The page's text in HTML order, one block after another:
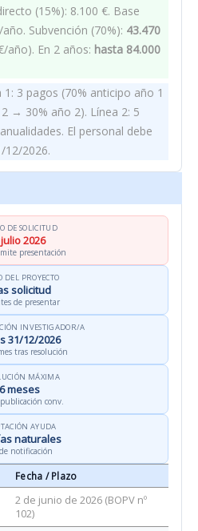
(15%): 8.100 €. Base
Subvención (70%): 43.470
año). En 2 años: hasta 84.000
1: 3 pagos (70% anticipo año 1
→ 30% año 2). Línea 2: 5
El personal debe
12/2026.
DE SOLICITUD
2026
presentación
DEL PROYECTO
solicitud
de presentar
INVESTIGADOR/A
31/12/2026
tras resolución
MÁXIMA
6 meses
conv.
AYUDA
naturales
notificación
Fecha / Plazo
2 de junio de 2026 (BOPV nº
102)